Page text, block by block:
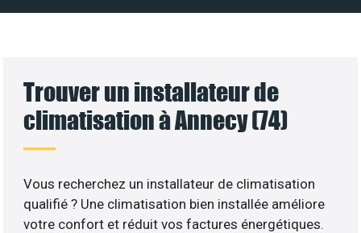
Trouver un installateur de
climatisation à Annecy (74)
Vous recherchez un installateur de climatisation
qualifié ? Une climatisation bien installée améliore
votre confort et réduit vos factures énergétiques.